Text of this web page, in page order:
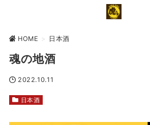
HOME > 日本酒
魂の地酒
2022.10.11
日本酒